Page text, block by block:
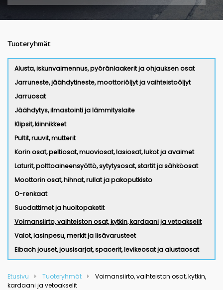
Tuoteryhmät
Alusta, iskunvaimennus, pyöränlaakerit ja ohjauksen osat
Jarruneste, jäähdytineste, moottoriöljyt ja vaihteistoöljyt
Jarruosat
Jäähdytys, ilmastointi ja lämmityslaite
Klipsit, kiinnikkeet
Pultit, ruuvit, mutterit
Korin osat, peltiosat, muoviosat, lasiosat, lukot ja avaimet
Laturit, polttoaineensyöttö, sytytysosat, startit ja sähköosat
Moottorin osat, hihnat, rullat ja pakoputkisto
O-renkaat
Suodattimet ja huoltopaketit
Voimansiirto, vaihteiston osat, kytkin, kardaani ja vetoakselit
Valot, lasinpesu, merkit ja lisävarusteet
Eibach jouset, jousisarjat, spacerit, levikeosat ja alustaosat
Etusivu Tuoteryhmät
Voimansiirto, vaihteiston osat, kytkin,
kardaani ja vetoakselit